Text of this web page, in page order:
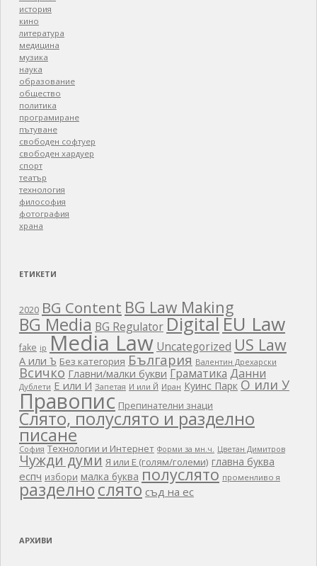
история
кино
литература
медицина
музика
наука
образование
общество
политика
програмиране
пътуване
свободен софтуер
свободен хардуер
спорт
театър
технология
философия
фотография
храна
ЕТИКЕТИ
2020 BG Content BG Law Making
BG Media BG RegulatorDigitalEU Law
fake ip Media Law Uncategorized US Law
А или Ъ Без категория България Валентин Дрехарски
Всичко Главни/малки букви Граматика Данни
Дублети Е или И Запетая И или Й Иран Куинс Парк О или У
Правопис Препинателни знаци
Слято, полуслято и разделно
писане
София Технологии и Интернет Форми за мн.ч. Цветан Димитров
Чужди думи Я или Е (голям/големи) главна буква
еспч избори малка буква полуслято променливо я
разделнослято съд на ес
АРХИВИ